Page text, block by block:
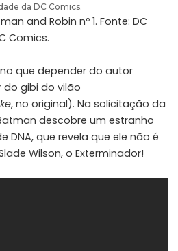
da DC Comics.
and Robin nº 1. Fonte: DC
Comics.
que depender do autor
do gibi do vilão
, no original). Na solicitação da
descobre um estranho
que revela que ele não é
Wilson, o Exterminador!